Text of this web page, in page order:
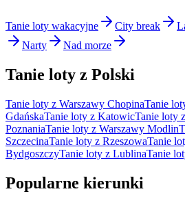
Tanie loty wakacyjne City break
Narty
Nad morze
Tanie loty z Polski
Tanie loty z Warszawy ChopinaTanie
GdańskaTanie loty z KatowicTanie loty
PoznaniaTanie loty z Warszawy Modlin
SzczecinaTanie loty z RzeszowaTanie
BydgoszczyTanie loty z LublinaTanie
Popularne kierunki